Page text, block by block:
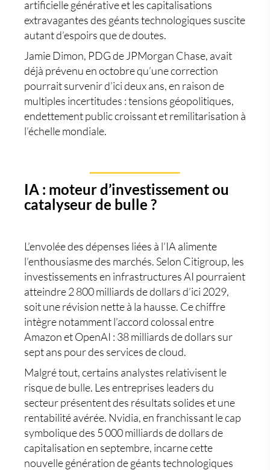
artificielle générativeet les capitalisations
extravagantes des géants technologiques suscite
autant d’espoirs que de doutes.
Jamie Dimon, PDG de JPMorgan Chase, avait
déjà prévenu en octobre qu’une correction
pourrait survenir d’ici deux ans, en raison de
multiples incertitudes :tensions géopolitiques,
endettement public croissantetremilitarisation à
l’échelle mondiale.
IA : moteur d’investissement ou
catalyseur de bulle ?
L’envolée des dépenses liées à l’IA alimente
l’enthousiasme des marchés. Selon Citigroup, les
investissements en infrastructures AI pourraient
atteindre2 800 milliards de dollarsd’ici 2029,
soit une révision nette à la hausse. Ce chiffre
intègre notamment l’accord colossal entre
Amazon et OpenAI : 38 milliards de dollars sur
sept ans pour des services de cloud.
Malgré tout, certains analystes relativisent le
risque de bulle. Les entreprises leaders du
secteur présentent des résultats solideset une
rentabilité avérée. Nvidia, en franchissant le cap
symbolique des 5 000 milliards de dollarsde
capitalisation en septembre, incarne cette
nouvelle génération de géants technologiques